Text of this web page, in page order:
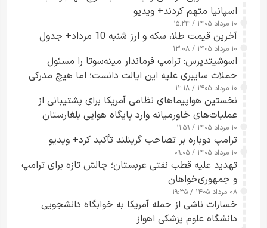
اسپانیا متهم کردند+ ویدیو
۱۰ مرداد ۱۴۰۵ / ۱۵:۲۴
آخرین قیمت طلا، سکه و ارز شنبه 10 مرداد+ جدول
۱۰ مرداد ۱۴۰۵ / ۱۳:۰۸
اسوشیتدپرس: ترامپ فرماندار مینه‌سوتا را مسئول
حملات سایبری علیه این ایالت دانست؛ اما هیچ مدرکی
ارائه نکرد
۱۰ مرداد ۱۴۰۵ / ۱۲:۱۸
نخستین هواپیماهای نظامی آمریکا برای پشتیبانی از
عملیات‌های خاورمیانه وارد پایگاه هوایی بلغارستان
شدند
۱۰ مرداد ۱۴۰۵ / ۱۱:۵۹
ترامپ دوباره بر تصاحب گرینلند تأکید کرد+ ویدیو
۱۰ مرداد ۱۴۰۵ / ۰۹:۰۵
تهدید علیه قطب نفتی عربستان؛ چالش تازه برای ترامپ
و جمهوری‌خواهان
۰۸ مرداد ۱۴۰۵ / ۱۹:۳۵
خسارات ناشی از حمله آمریکا به خوابگاه دانشجویی
دانشگاه علوم پزشکی اهواز